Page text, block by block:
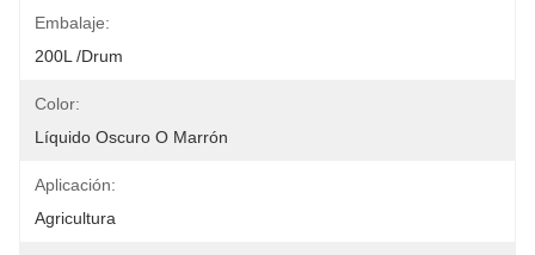
Embalaje:
200L /Drum
Color:
Líquido Oscuro O Marrón
Aplicación:
Agricultura